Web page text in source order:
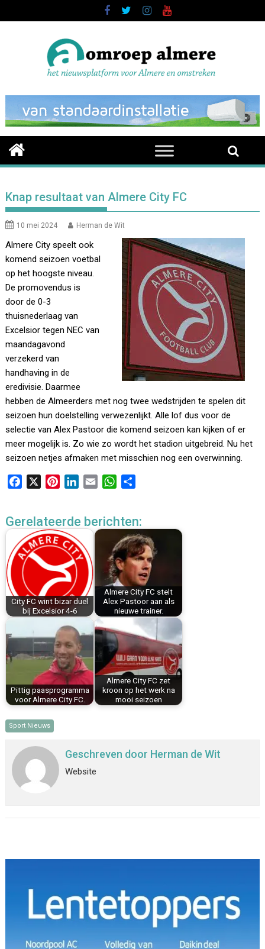
to
Knap resultaat van Almere City FC
10 mei 2024 Herman de Wit
Almere City speelt ook
komend seizoen voetbal
op het hoogste niveau.
De promovendus is
door de 0-3
thuisnederlaag van
Excelsior tegen NEC van
maandagavond
verzekerd van
handhaving in de
eredivisie. Daarmee
hebben de Almeerders met nog twee wedstrijden te spelen dit
seizoen hun doelstelling verwezenlijkt. Alle lof dus voor de
selectie van Alex Pastoor die komend seizoen kan kijken of er
meer mogelijk is. Zo wie zo wordt het stadion uitgebreid. Nu het
seizoen netjes afmaken met misschien nog een overwinning.
e
b
o
o
k
t
e
r
e
s
t
k
e
d
i
W
t
s
A
p
p
e
n
Gerelateerde berichten:
City FC wint bizar duel
bij Excelsior 4-6
Almere City FC stelt
Alex Pastoor aan als
nieuwe trainer.
Pittig paasprogramma
voor Almere City FC.
Almere City FC zet
kroon op het werk na
mooi seizoen
Sport Nieuws
Geschreven door Herman de Wit
Website